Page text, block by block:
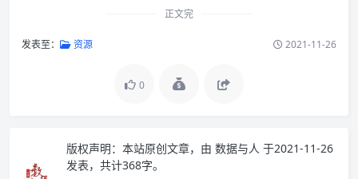
正文完
发表至： 资源 2021-11-26
0
版权声明： 本站原创文章，由 数据与人 于2021-11-26
发表，共计368字。